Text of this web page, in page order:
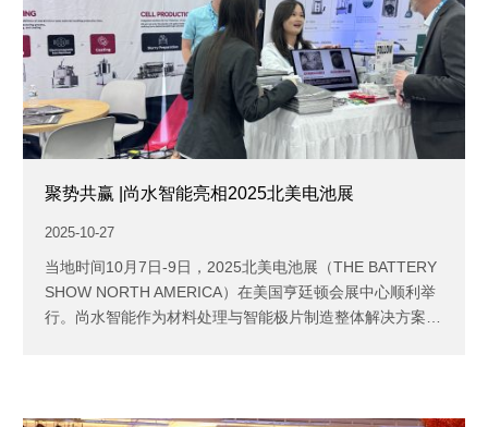
聚势共赢 |尚水智能亮相2025北美电池展
2025-10-27
当地时间10月7日-9日，2025北美电池展（THE BATTERY
SHOW NORTH AMERICA）在美国亨廷顿会展中心顺利举
行。尚水智能作为材料处理与智能极片制造整体解决方案提